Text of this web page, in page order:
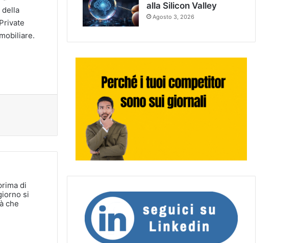
della
di
si
che
alla Silicon Valley
Agosto 3, 2026